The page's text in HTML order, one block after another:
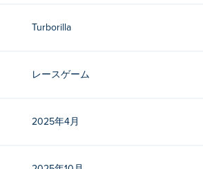
イル デバイスとデスクトップで
Turborilla
レースゲーム
2025年4月